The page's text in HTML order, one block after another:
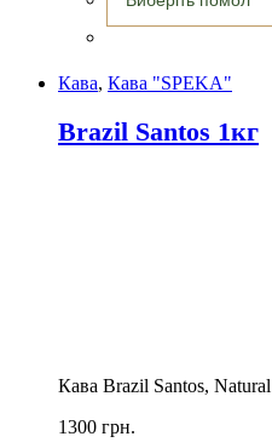
Кава, Кава "SPEKA"
Brazil Santos 1кг
Кава Brazil Santos,
1300 грн.